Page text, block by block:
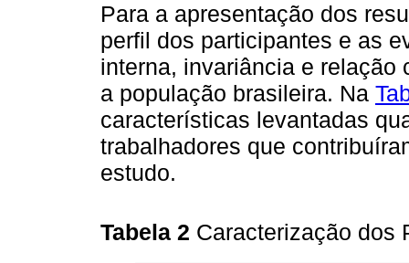
Para a apresentação dos
perfil dos participantes e as
interna, invariância e relação
a população brasileira. Na
características levantadas
trabalhadores que
estudo.
Tabela 2 Caracterização dos